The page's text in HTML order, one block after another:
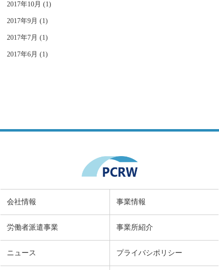
2017年10月 (1)
2017年9月 (1)
2017年7月 (1)
2017年6月 (1)
会社情報 事業情報
労働者派遣事業 事業所紹介
ニュース プライバシポリシー